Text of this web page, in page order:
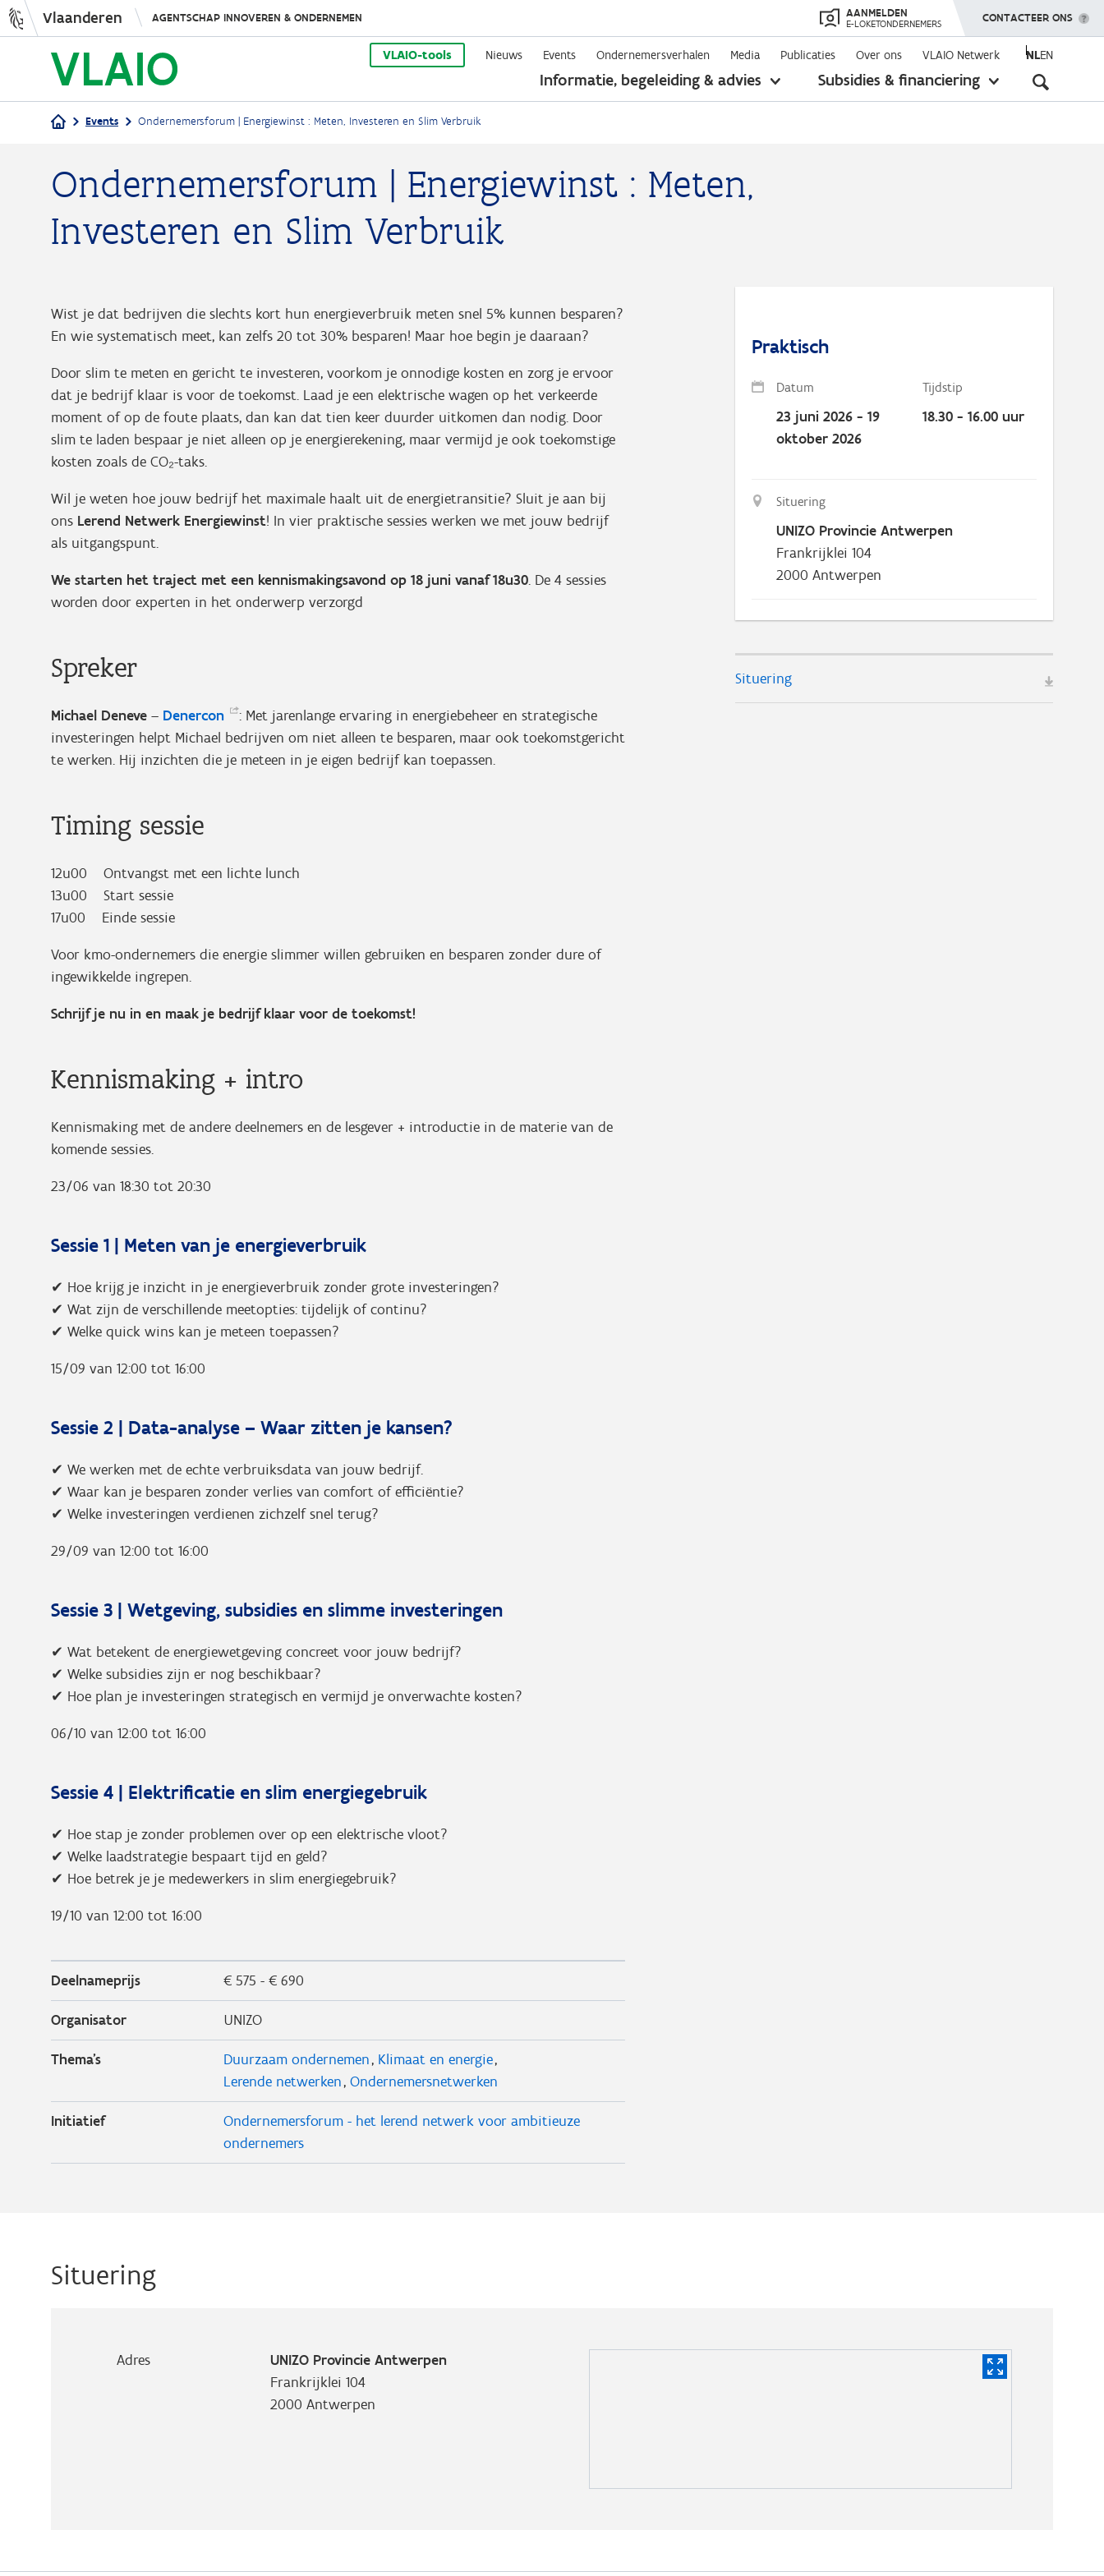
Overslaan
en
naar
de
Vlaanderen AGENTSCHAP INNOVEREN & ONDERNEMEN AANMELDEN
E-LOKETONDERNEMERS TOON MENU
CONTACTEER ONS
VLAIO-tools Nieuws Events Ondernemersverhalen Media Publicaties Over ons VLAIO Netwerk NLEN
Informatie, begeleiding & advies
toon
Subsidies & financiering
toon
Kruimelpad
Events Ondernemersforum | Energiewinst : Meten, Investeren en Slim Verbruik
Ondernemersforum | Energiewinst : Meten,
Investeren en Slim Verbruik
Wist je dat bedrijven die slechts kort hun energieverbruik meten snel 5% kunnen besparen?
En wie systematisch meet, kan zelfs 20 tot 30% besparen! Maar hoe begin je daaraan?
Door slim te meten en gericht te investeren, voorkom je onnodige kosten en zorg je ervoor
dat je bedrijf klaar is voor de toekomst. Laad je een elektrische wagen op het verkeerde
moment of op de foute plaats, dan kan dat tien keer duurder uitkomen dan nodig. Door
slim te laden bespaar je niet alleen op je energierekening, maar vermijd je ook toekomstige
kosten zoals de CO₂-taks.
Wil je weten hoe jouw bedrijf het maximale haalt uit de energietransitie? Sluit je aan bij
ons Lerend Netwerk Energiewinst! In vier praktische sessies werken we met jouw bedrijf
als uitgangspunt.
We starten het traject met een kennismakingsavond op 18 juni vanaf 18u30. De 4 sessies
worden door experten in het onderwerp verzorgd
Spreker
Michael Deneve – Denercon
: Met jarenlange ervaring in energiebeheer en strategische
investeringen helpt Michael bedrijven om niet alleen te besparen, maar ook toekomstgericht
te werken. Hij inzichten die je meteen in je eigen bedrijf kan toepassen.
Timing sessie
12u00 Ontvangst met een lichte lunch
13u00 Start sessie
17u00 Einde sessie
Voor kmo-ondernemers die energie slimmer willen gebruiken en besparen zonder dure of
ingewikkelde ingrepen.
Schrijf je nu in en maak je bedrijf klaar voor de toekomst!
Kennismaking + intro
Kennismaking met de andere deelnemers en de lesgever + introductie in de materie van de
komende sessies.
23/06 van 18:30 tot 20:30
Sessie 1 | Meten van je energieverbruik
✔ Hoe krijg je inzicht in je energieverbruik zonder grote investeringen?
✔ Wat zijn de verschillende meetopties: tijdelijk of continu?
✔ Welke quick wins kan je meteen toepassen?
15/09 van 12:00 tot 16:00
Sessie 2 | Data-analyse – Waar zitten je kansen?
✔ We werken met de echte verbruiksdata van jouw bedrijf.
✔ Waar kan je besparen zonder verlies van comfort of efficiëntie?
✔ Welke investeringen verdienen zichzelf snel terug?
29/09 van 12:00 tot 16:00
Sessie 3 | Wetgeving, subsidies en slimme investeringen
✔ Wat betekent de energiewetgeving concreet voor jouw bedrijf?
✔ Welke subsidies zijn er nog beschikbaar?
✔ Hoe plan je investeringen strategisch en vermijd je onverwachte kosten?
06/10 van 12:00 tot 16:00
Sessie 4 | Elektrificatie en slim energiegebruik
✔ Hoe stap je zonder problemen over op een elektrische vloot?
✔ Welke laadstrategie bespaart tijd en geld?
✔ Hoe betrek je je medewerkers in slim energiegebruik?
19/10 van 12:00 tot 16:00
Deelnameprijs € 575 - € 690
Organisator UNIZO
Thema's Duurzaam ondernemen Klimaat en energie
Lerende netwerken Ondernemersnetwerken
Initiatief
Ondernemersforum - het lerend netwerk voor ambitieuze
ondernemers
Praktisch
Datum Tijdstip
23 juni 2026 - 19
oktober 2026
18.30 - 16.00 uur
Situering
UNIZO Provincie Antwerpen
Frankrijklei 104
2000 Antwerpen
Situering
Situering
Adres
UNIZO Provincie Antwerpen
Frankrijklei 104
2000 Antwerpen